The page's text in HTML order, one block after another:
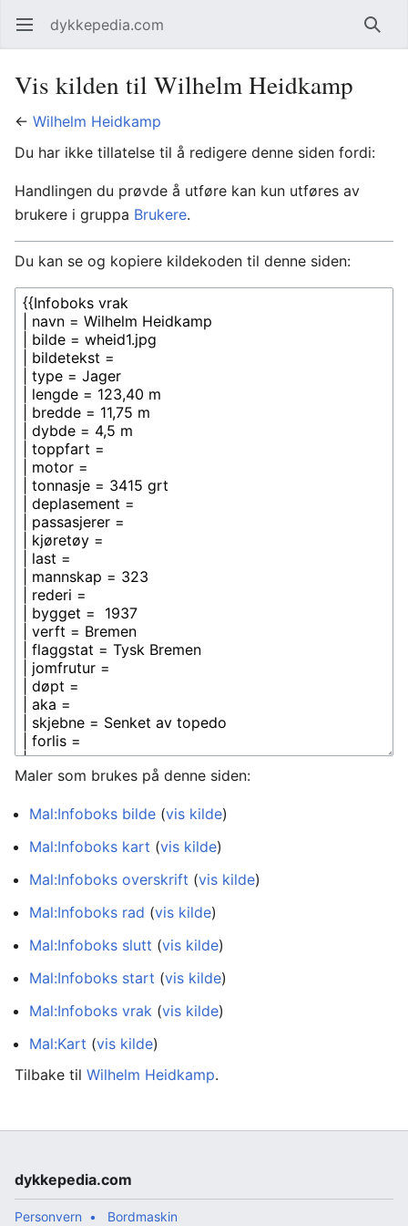
Åpne hovedmenyen dykkepedia.com Søk
Vis kilden til Wilhelm Heidkamp
← Wilhelm Heidkamp
Du har ikke tillatelse til å redigere denne siden fordi:
Handlingen du prøvde å utføre kan kun utføres av
brukere i gruppa Brukere.
Du kan se og kopiere kildekoden til denne siden:
Maler som brukes på denne siden:
Mal:Infoboks bilde (vis kilde)
Mal:Infoboks kart (vis kilde)
Mal:Infoboks overskrift (vis kilde)
Mal:Infoboks rad (vis kilde)
Mal:Infoboks slutt (vis kilde)
Mal:Infoboks start (vis kilde)
Mal:Infoboks vrak (vis kilde)
Mal:Kart (vis kilde)
Tilbake til Wilhelm Heidkamp.
dykkepedia.com
Personvern Bordmaskin